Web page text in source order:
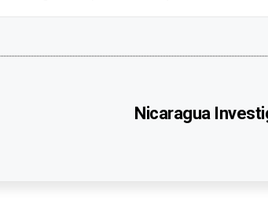
Nicaragua